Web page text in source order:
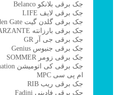
جک برقی بلانکو Belanco
جک برقی لایف LIFE
جک برقی گلدن گیت Golden Gate
جک برقی بارزانته BARZANTE
جک برقی جی آر GR
جک برقی جنیوس Genius
جک برقی زومر SOMMER
جک برقی کی اتومیشن Key Automation
ام پی سی MPC
جک برقی ریب RIB
جک برقی فادینی Fadini